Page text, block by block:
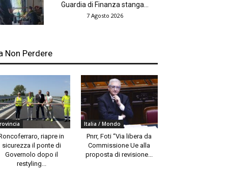
Guardia di Finanza stanga...
7 Agosto 2026
Non Perdere
riapre in
sicurezza il ponte di
Governolo dopo il
restyling...
Italia / Mondo
Pnrr, Foti “Via libera da
Commissione Ue alla
proposta di revisione...